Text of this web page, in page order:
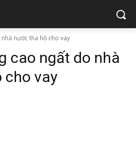
nước tha hồ cho vay
cao ngất do nhà
cho vay